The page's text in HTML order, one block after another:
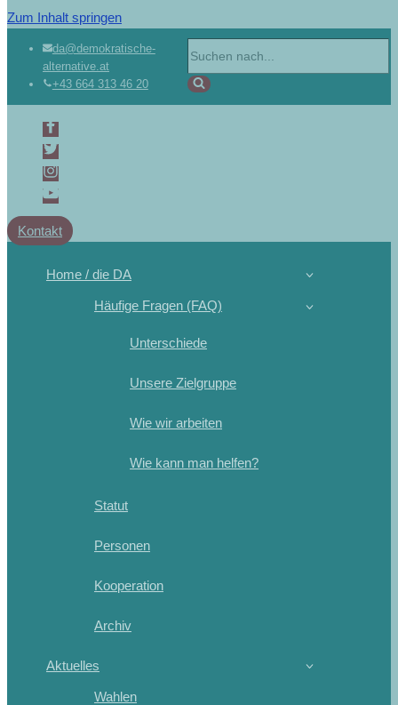
Zum Inhalt springen
da@demokratische-
alternative.at
+43 664 313 46 20
Kontakt
Home / die DA
Häufige Fragen (FAQ)
Unterschiede
Unsere Zielgruppe
Wie wir arbeiten
Wie kann man helfen?
Statut
Personen
Kooperation
Archiv
Aktuelles
Wahlen